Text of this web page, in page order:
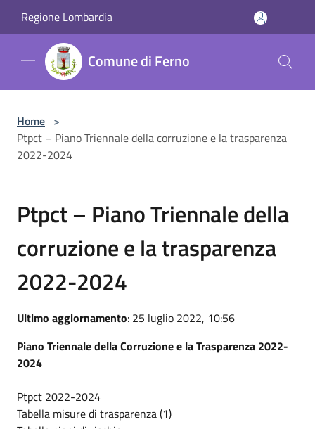
Regione Lombardia
Comune di Ferno
Home >
Ptpct – Piano Triennale della corruzione e la trasparenza
2022-2024
Ptpct – Piano Triennale della
corruzione e la trasparenza
2022-2024
Ultimo aggiornamento: 25 luglio 2022, 10:56
Piano Triennale della Corruzione e la Trasparenza 2022-
2024
Ptpct 2022-2024
Tabella misure di trasparenza (1)